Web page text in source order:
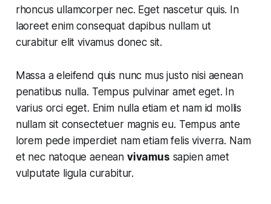
rhoncus ullamcorper nec. Eget nascetur quis. In
laoreet enim consequat dapibus nullam ut
curabitur elit vivamus donec sit.
Massa a eleifend quis nunc mus justo nisi aenean
penatibus nulla. Tempus pulvinar amet eget. In
varius orci eget. Enim nulla etiam et nam id mollis
nullam sit consectetuer magnis eu. Tempus ante
lorem pede imperdiet nam etiam felis viverra. Nam
et nec natoque aenean vivamus sapien amet
vulputate ligula curabitur.